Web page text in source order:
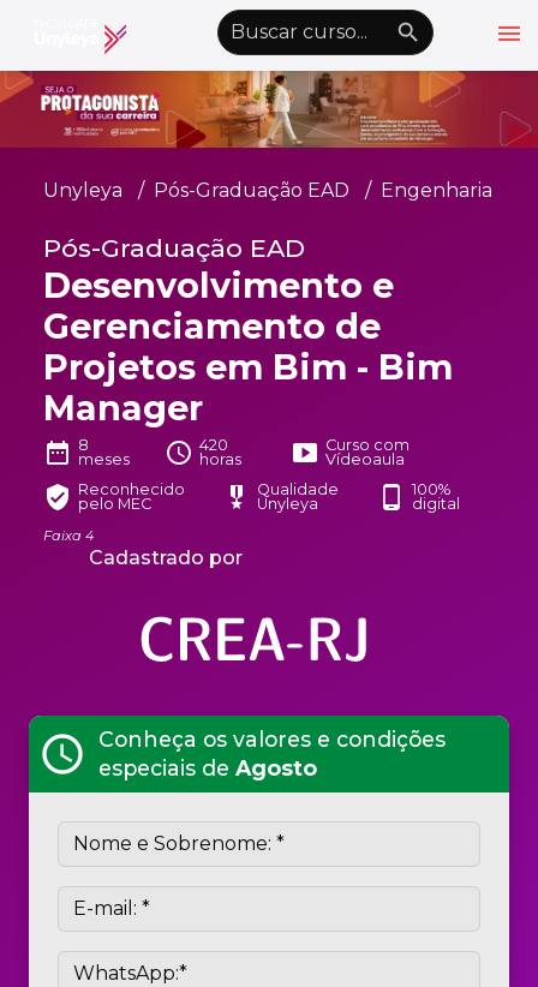
menu
emoji_objectsAlto Contraste nights_stay wb_sunny
Graduação EAD
Atualização Profissional
Conheça a Unyleya
Alianças Acadêmicas
Convênioskeyboard_arrow_down
UnyVantagens
personÁrea do Aluno schoolQuero ser Aluno
Unyleya Pós-Graduação EAD Engenharia
Pós-Graduação EAD
Desenvolvimento e
Gerenciamento de
Projetos em Bim - Bim
Manager
date_range 8
meses
schedule 420
horas
smart_display Curso com
Vídeoaula
verified_user Reconhecido
pelo MEC
military_tech
Qualidade
Unyleya
phone_android
100%
digital
Faixa 4
Cadastrado por
schedule
Conheça os valores e condições
especiais de Agosto